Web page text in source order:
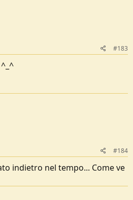
#183
#184
indietro nel tempo... Come ve